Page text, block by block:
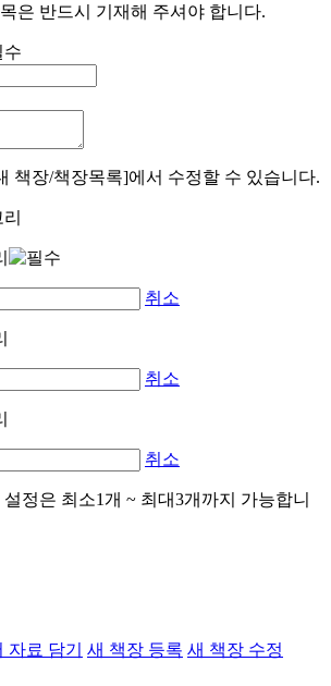
은 반드시 기재해 주셔야 합니다.
책장/책장목록]에서 수정할 수 있습니다.
취소
취소
취소
정은 최소1개 ~ 최대3개까지 가능합니
료 담기 새 책장 등록 새 책장 수정